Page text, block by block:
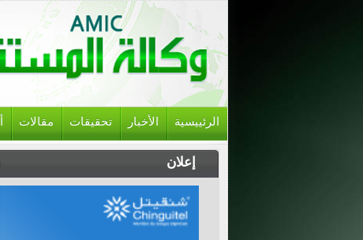
الرئييسية الأخبار تحقيقات مقالات
إعلان